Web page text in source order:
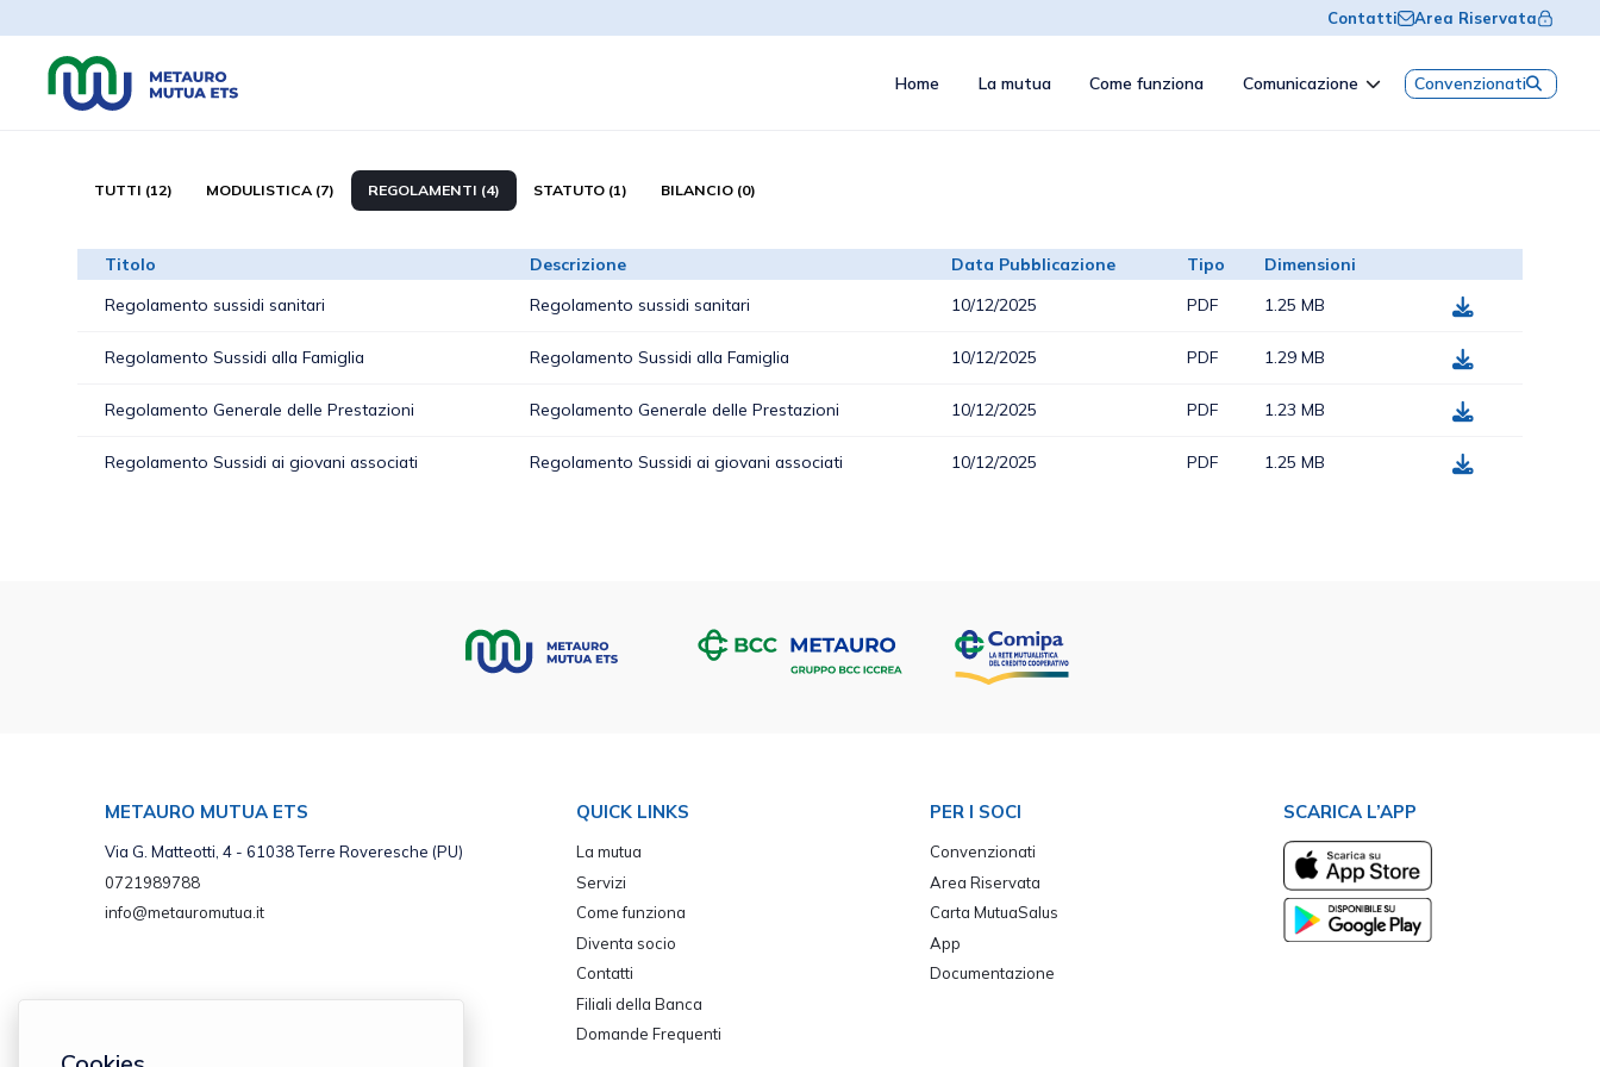
Contatti Area Riservata
Home La mutua Come funziona Comunicazione Convenzionati
TUTTI (12) MODULISTICA (7) REGOLAMENTI (4) STATUTO (1) BILANCIO (0)
Titolo Descrizione Data Pubblicazione Tipo
Dimensioni
Regolamento sussidi sanitari
Regolamento sussidi sanitari 10/12/2025 PDF 1.25 MB
Regolamento Sussidi alla Famiglia Regolamento Sussidi alla Famiglia 10/12/2025 PDF 1.29 MB
Regolamento Generale delle Prestazioni Regolamento Generale delle Prestazioni 10/12/2025 PDF 1.23 MB
Regolamento Sussidi ai giovani associati Regolamento Sussidi ai giovani associati 10/12/2025 PDF 1.25 MB
METAURO MUTUA ETS
Via G. Matteotti, 4 - 61038 Terre Roveresche (PU)
0721989788
info@metauromutua.it
QUICK LINKS
La mutua
Servizi
Come funziona
Diventa socio
Contatti
Filiali della Banca
Domande Frequenti
PER I SOCI
Convenzionati
Area Riservata
Carta MutuaSalus
App
Documentazione
SCARICA L’APP